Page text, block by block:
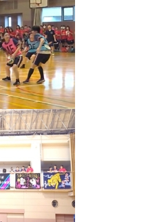
個人情報保護について